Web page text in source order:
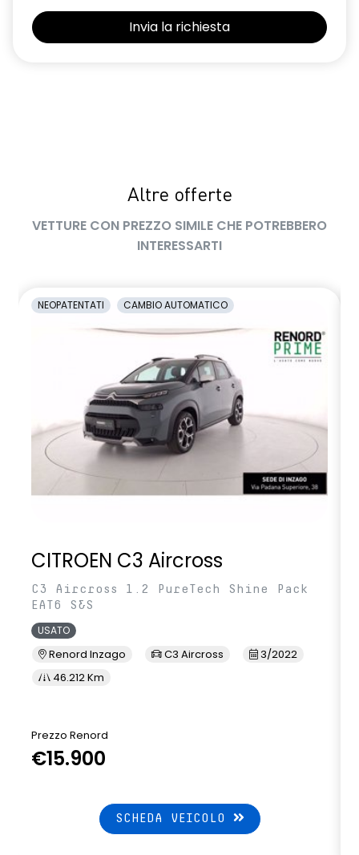
Selleria Stepway in tessuto blu e nero
Volante regolabile in altezza e profondità
Altre offerte
VETTURE CON PREZZO SIMILE CHE POTREBBERO
INTERESSARTI
NEOPATENTATI CAMBIO AUTOMATICO
CITROEN C3 Aircross
C3 Aircross 1.2 PureTech Shine Pack
EAT6 S&S
USATO
Renord Inzago C3 Aircross
3/2022
46.212 Km
Prezzo Renord
€15.900
SCHEDA VEICOLO